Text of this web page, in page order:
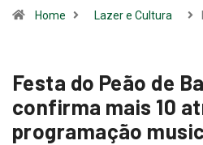
Home Lazer e Cultura
Festa do Peão de
confirma mais 10
programação